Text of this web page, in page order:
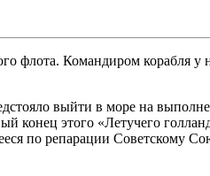
флота. Командиром корабля у
выйти в море на
конец этого «Летучего
по репарации Советскому